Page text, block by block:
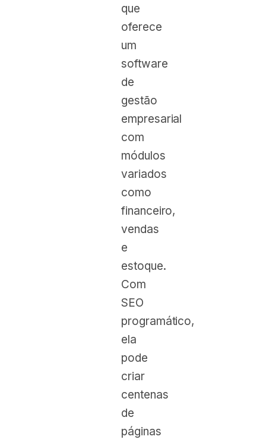
que
oferece
um
software
de
gestão
empresarial
com
módulos
variados
como
financeiro,
vendas
e
estoque.
Com
SEO
programático,
ela
pode
criar
centenas
de
páginas